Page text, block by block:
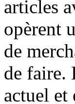
articles
opèrent
de
de faire.
actuel et